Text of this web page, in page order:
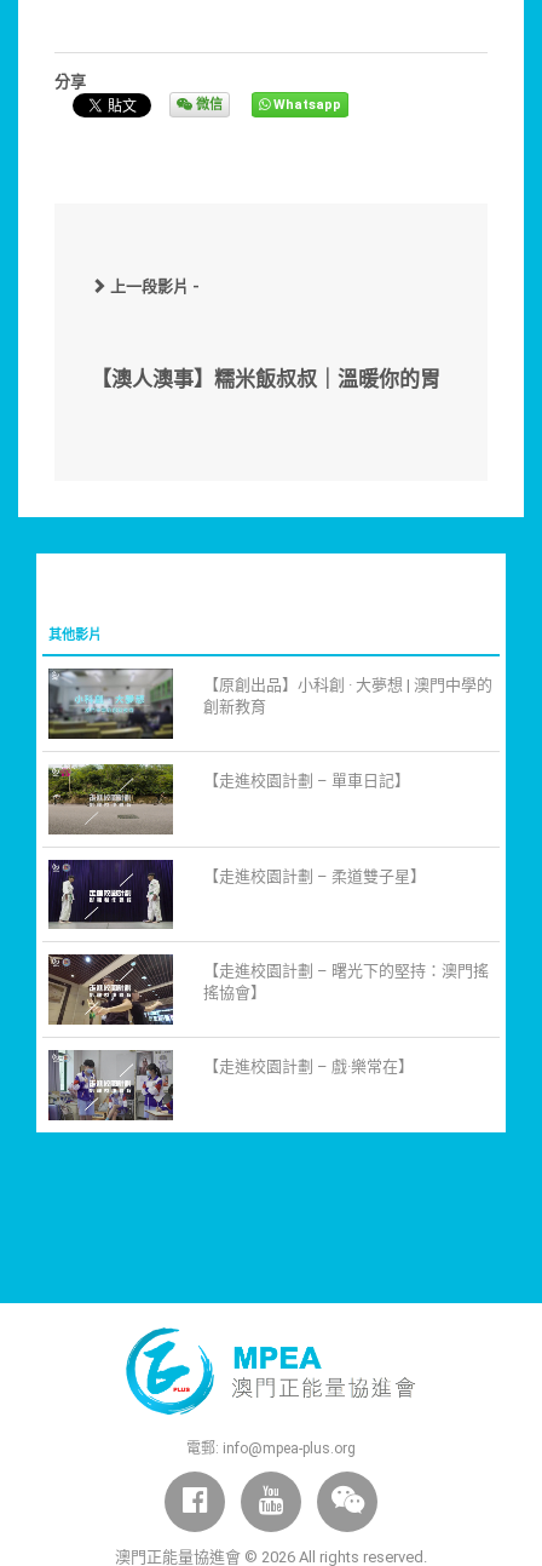
分享
微信 Whatsapp
上一段影片 -
【澳人澳事】糯米飯叔叔｜溫暖你的胃
其他影片
【原創出品】小科創 · 大夢想 | 澳門中學的
創新教育
【走進校園計劃 – 單車日記】
【走進校園計劃 – 柔道雙子星】
【走進校園計劃 – 曙光下的堅持：澳門搖
搖協會】
【走進校園計劃 – 戲·樂常在】
電郵: info@mpea-plus.org
澳門正能量協進會 © 2026 All rights reserved.